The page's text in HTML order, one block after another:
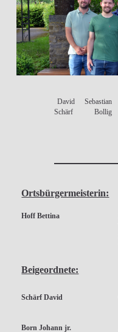
David
Schärf
Sebastian
Bollig
Ortsbürgermeisterin:
Hoff Bettina
Beigeordnete:
Schärf David
Born Johann jr.